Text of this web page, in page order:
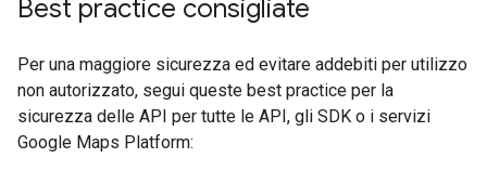
Best practice consigliate
Per una maggiore sicurezza ed evitare addebiti per utilizzo
non autorizzato, segui queste best practice per la
sicurezza delle API per tutte le API, gli SDK o i servizi
Google Maps Platform: